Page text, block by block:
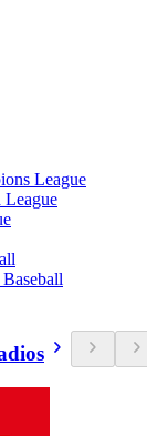
League